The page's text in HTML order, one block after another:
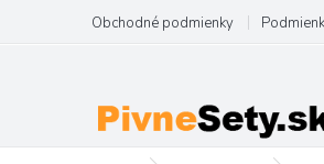
obsah
Obchodné podmienky